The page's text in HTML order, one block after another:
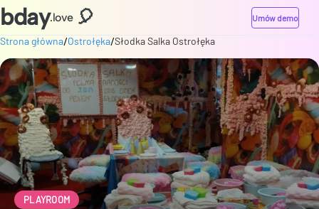
bday.love 🎈 Umów demo
Strona główna/Ostrołęka/Słodka Salka Ostrołęka
PLAYROOM